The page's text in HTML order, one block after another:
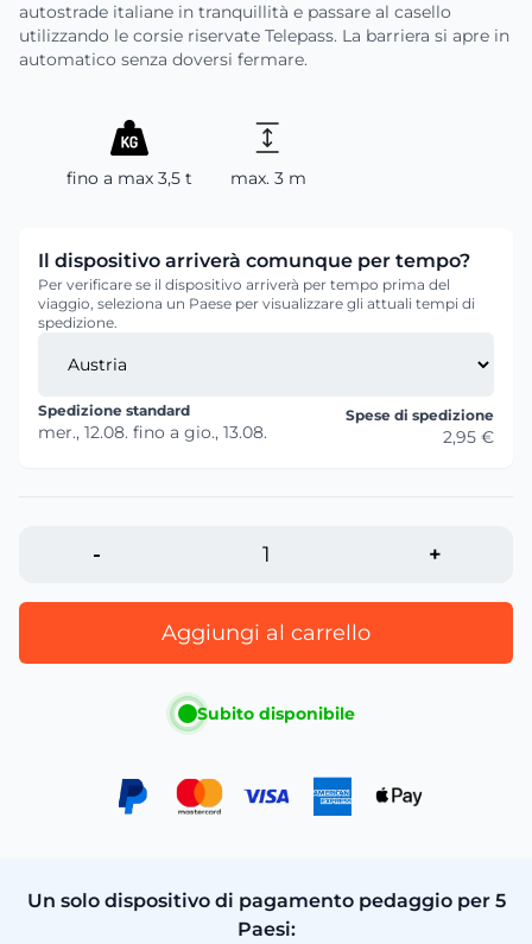
autostrade italiane in tranquillità e passare al casello
utilizzando le corsie riservate Telepass. La barriera si apre in
automatico senza doversi fermare.
fino a max 3,5 t max. 3 m
Il dispositivo arriverà comunque per tempo?
Per verificare se il dispositivo arriverà per tempo prima del
viaggio, seleziona un Paese per visualizzare gli attuali tempi di
spedizione.
Spedizione standard
mer., 12.08. fino a gio., 13.08.
Spese di spedizione
2,95 €
- +
Aggiungi al carrello
Subito disponibile
Un solo dispositivo di pagamento pedaggio per 5
Paesi: